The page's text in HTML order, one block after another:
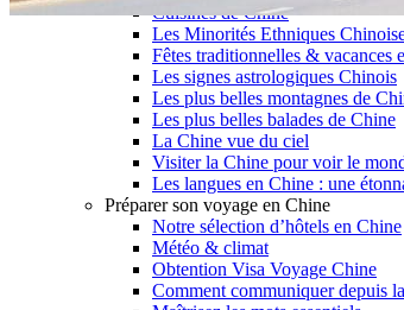
Cuisines de Chine
Les Minorités Ethniques
Fêtes traditionnelles & vacances
Les signes astrologiques Chinois
Les plus belles montagnes de
Les plus belles balades de Chine
La Chine vue du ciel
Visiter la Chine pour voir le
Les langues en Chine : une
Préparer son voyage en Chine
Notre sélection d’hôtels en Chine
Météo & climat
Obtention Visa Voyage Chine
Comment communiquer depuis